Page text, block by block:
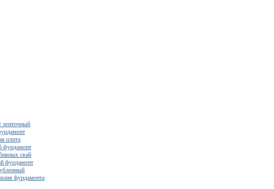
ленточный
плита
фундамент
свай
фундамент
фундамента